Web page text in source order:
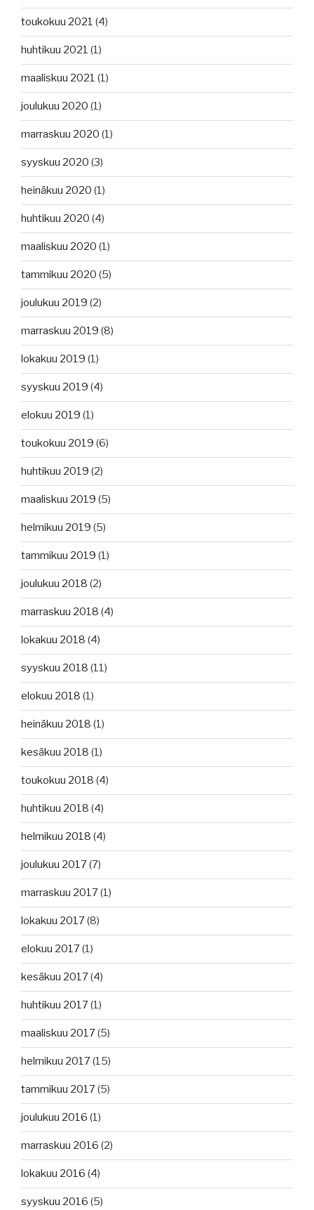
toukokuu 2021 (4)
huhtikuu 2021 (1)
maaliskuu 2021 (1)
joulukuu 2020 (1)
marraskuu 2020 (1)
syyskuu 2020 (3)
heinäkuu 2020 (1)
huhtikuu 2020 (4)
maaliskuu 2020 (1)
tammikuu 2020 (5)
joulukuu 2019 (2)
marraskuu 2019 (8)
lokakuu 2019 (1)
syyskuu 2019 (4)
elokuu 2019 (1)
toukokuu 2019 (6)
huhtikuu 2019 (2)
maaliskuu 2019 (5)
helmikuu 2019 (5)
tammikuu 2019 (1)
joulukuu 2018 (2)
marraskuu 2018 (4)
lokakuu 2018 (4)
syyskuu 2018 (11)
elokuu 2018 (1)
heinäkuu 2018 (1)
kesäkuu 2018 (1)
toukokuu 2018 (4)
huhtikuu 2018 (4)
helmikuu 2018 (4)
joulukuu 2017(7)
marraskuu 2017(1)
lokakuu 2017(8)
elokuu 2017(1)
kesäkuu 2017(4)
huhtikuu 2017(1)
maaliskuu 2017(5)
helmikuu 2017(15)
tammikuu 2017(5)
joulukuu 2016 (1)
marraskuu 2016 (2)
lokakuu 2016 (4)
syyskuu 2016 (5)